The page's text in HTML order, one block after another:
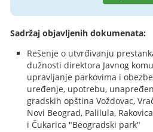
Sadržaj objavljenih dokumenata:
Rešenje o utvrđivanju
dužnosti direktora Javnog
upravljanje parkovima i
uređenje, upotrebu,
gradskih opština Voždovac,
Novi Beograd, Palilula,
i Čukarica "Beogradski park"